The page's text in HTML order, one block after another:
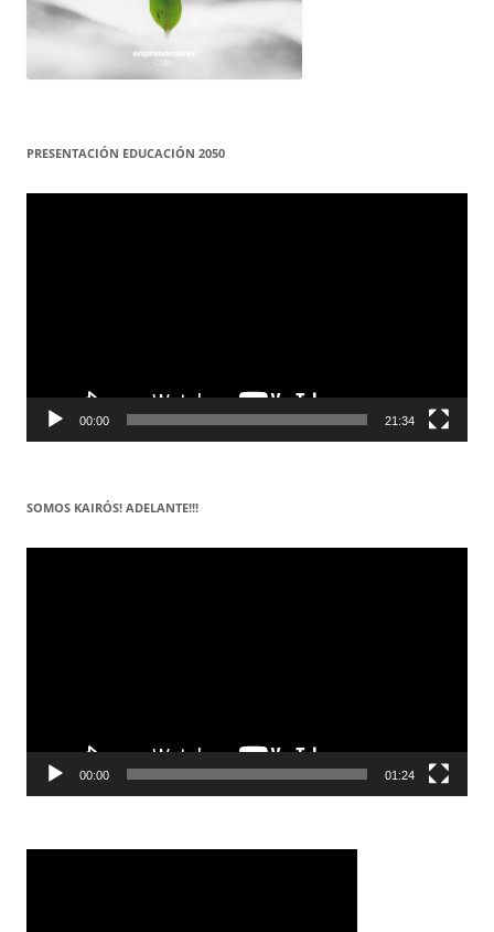
PRESENTACIÓN EDUCACIÓN 2050
Reproductor
00:00 21:34
SOMOS KAIRÓS! ADELANTE!!!
Reproductor
00:00 01:24